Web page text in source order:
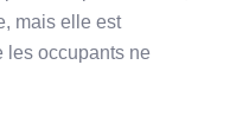
mais elle est
les occupants ne